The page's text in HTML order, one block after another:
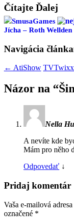
Čítajte Ďalej
SmusaGames
Jícha – Roth Wellden
Navigácia
← AtiShow TVTwixx
Názor na “
Nella
A nevíte kde
Mám pro něho
Odpovedať ↓
Pridaj komentár
Vaša e-mailová
označené *